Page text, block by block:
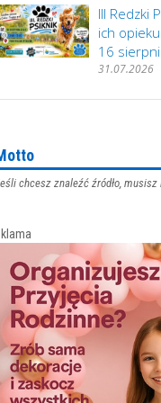
III Redzki
ich
16
31.07.2026
chcesz znaleźć źródło, musisz